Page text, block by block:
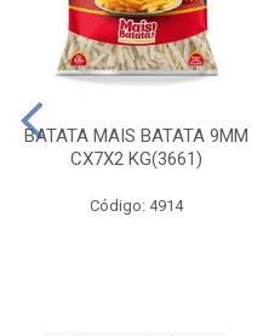
BATATA MAIS BATATA 9MM
CX7X2 KG(3661)
Código: 4914